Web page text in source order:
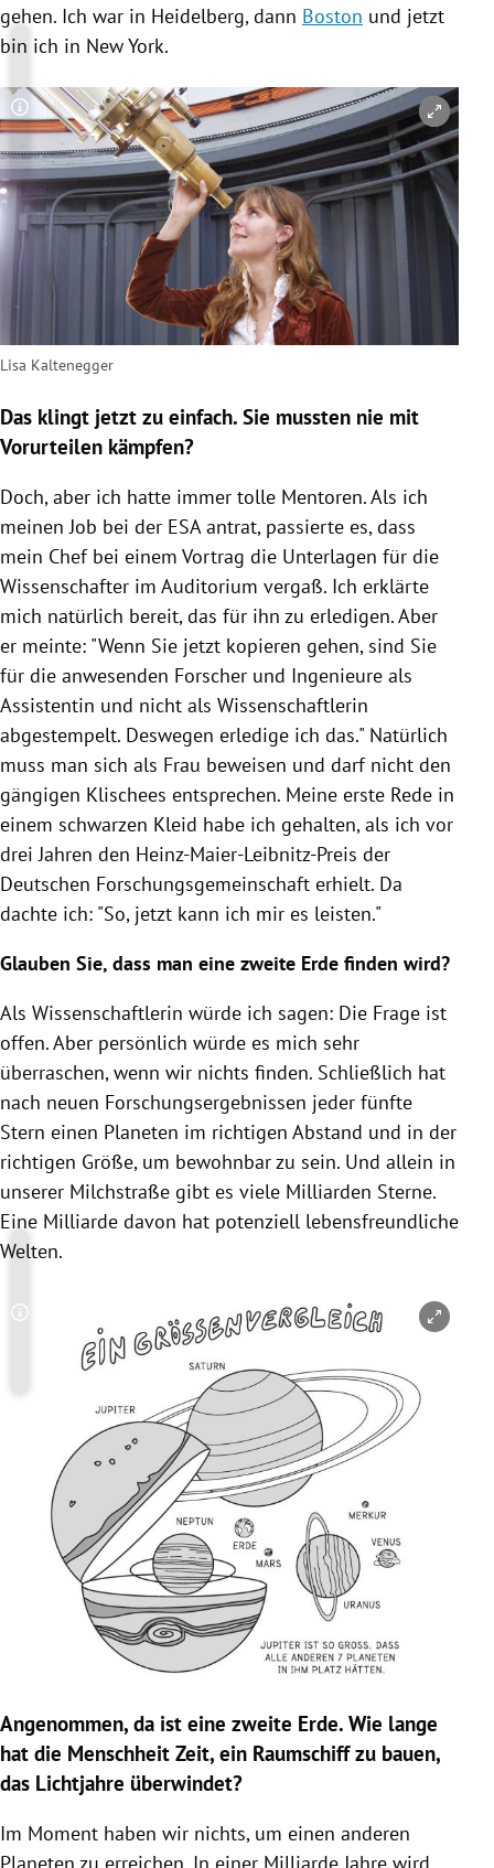
gehen. Ich war in Heidelberg, dann Boston und jetzt
bin ich in New York.
Copyright-Hinweis öffnen/schließen
Lisa Kaltenegger
Das klingt jetzt zu einfach. Sie mussten nie mit
Vorurteilen kämpfen?
Doch, aber ich hatte immer tolle Mentoren. Als ich
meinen Job bei der ESAantrat, passierte es, dass
mein Chef bei einem Vortrag die Unterlagen für die
Wissenschafter im Auditorium vergaß. Ich erklärte
mich natürlich bereit, das für ihn zu erledigen. Aber
er meinte: "Wenn Sie jetzt kopieren gehen, sind Sie
für die anwesenden Forscher und Ingenieure als
Assistentin und nicht als Wissenschaftlerin
abgestempelt. Deswegen erledige ich das." Natürlich
muss man sich als Frau beweisen und darf nicht den
gängigen Klischees entsprechen. Meine erste Rede in
einem schwarzen Kleid habe ich gehalten, als ich vor
drei Jahren den Heinz-Maier-Leibnitz-Preis der
Deutschen Forschungsgemeinschaft erhielt. Da
dachte ich: "So, jetzt kann ich mir es leisten."
Glauben Sie, dass man eine zweite Erde finden wird?
Als Wissenschaftlerin würde ich sagen: Die Frage ist
offen. Aber persönlich würde es mich sehr
überraschen, wenn wir nichts finden. Schließlich hat
nach neuen Forschungsergebnissen jeder fünfte
Stern einen Planeten im richtigen Abstand und in der
richtigen Größe, um bewohnbar zu sein. Und allein in
unserer Milchstraße gibt es viele Milliarden Sterne.
Eine Milliarde davon hat potenziell lebensfreundliche
Welten.
Copyright-Hinweis öffnen/schließen
Angenommen, da ist eine zweite Erde. Wie lange
hat die Menschheit Zeit, ein Raumschiff zu bauen,
das Lichtjahre überwindet?
Im Moment haben wir nichts, um einen anderen